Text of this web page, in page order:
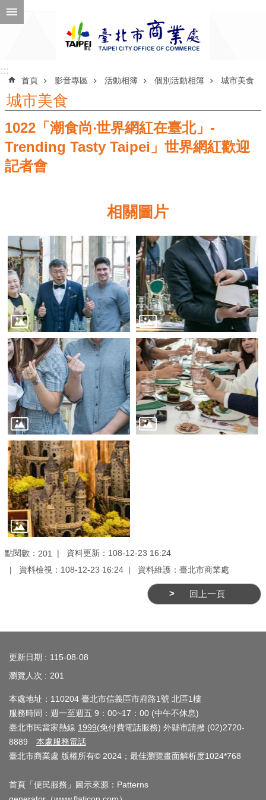
跳到主要內容區塊
公
告
息
紹
業
務
資
訊
線
上
服
務
公
司
及
商
業
登
記
服
務
商
展
與
輔
導
商
廊
::::::
首頁 影音專區 活動相簿 個別活動相簿 城市美食
城市美食
1022「潮食尚‧世界網紅在臺北」-
Trending Tasty Taipei」世界網紅歡迎
記者會
相關圖片
點閱數： 201
資料更新：108-12-23 16:24
資料檢視：108-12-23 16:24
資料維護：臺北市商業處
回上一頁
更新日期
115-08-08
瀏覽人次
201
本處地址：110204 臺北市信義區市府路1號 北區1樓
服務時間：週一至週五 9：00~17：00 (中午不休息)
臺北市民當家熱線 1999(免付費電話服務) 外縣市請撥 (02)2720-
8889 本處服務電話
臺北市商業處 版權所有© 2024；最佳瀏覽畫面解析度1024*768
首頁「便民服務」圖示來源：Patterns